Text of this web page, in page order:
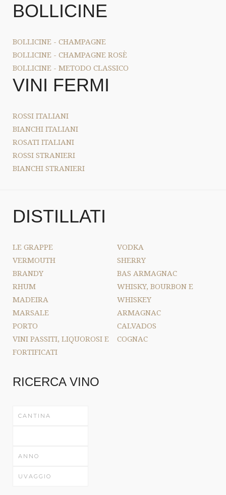
BOLLICINE
BOLLICINE - CHAMPAGNE
BOLLICINE - CHAMPAGNE ROSÈ
BOLLICINE - METODO CLASSICO
VINI FERMI
ROSSI ITALIANI
BIANCHI ITALIANI
ROSATI ITALIANI
ROSSI STRANIERI
BIANCHI STRANIERI
DISTILLATI
LE GRAPPE
VERMOUTH
BRANDY
RHUM
MADEIRA
MARSALE
PORTO
VINI PASSITI, LIQUOROSI E
FORTIFICATI
VODKA
SHERRY
BAS ARMAGNAC
WHISKY, BOURBON E
WHISKEY
ARMAGNAC
CALVADOS
COGNAC
RICERCA VINO